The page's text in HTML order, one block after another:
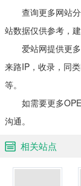
查询更多网站分
站数据仅供参考，
爱站网提供更多
来路IP，收录，同
等。
如需要更多
沟通。
相关站点